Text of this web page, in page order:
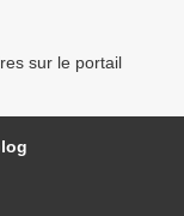
sur le portail